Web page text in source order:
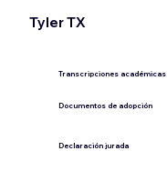
Transcripciones académicas
Documentos de adopción
Declaración jurada
Tyler TX